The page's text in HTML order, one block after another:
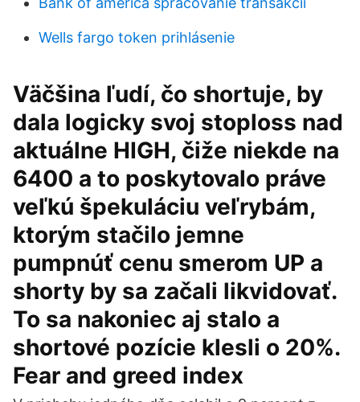
Wells fargo token prihlásenie
Väčšina ľudí, čo shortuje, by
dala logicky svoj stoploss nad
aktuálne HIGH, čiže niekde na
6400 a to poskytovalo práve
veľkú špekuláciu veľrybám,
ktorým stačilo jemne
pumpnúť cenu smerom UP a
shorty by sa začali likvidovať.
To sa nakoniec aj stalo a
shortové pozície klesli o 20%.
Fear and greed index